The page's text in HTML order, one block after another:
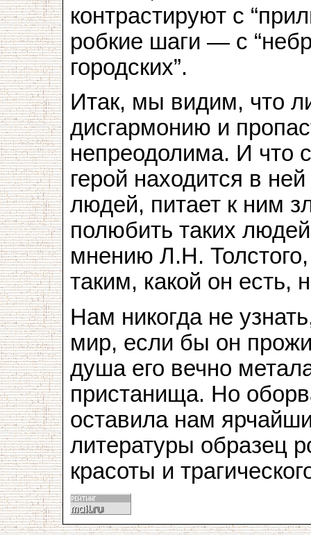
контрастируют с
робкие шаги — с
городских”.
Итак, мы видим, что
дисгармонию и
непреодолима. И что
герой находится в
людей, питает к ним
полюбить таких
мнению Л.Н.
таким, какой он есть,
Нам никогда не
мир, если бы он
душа его вечно
пристанища. Но
оставила нам
литературы образец
красоты и